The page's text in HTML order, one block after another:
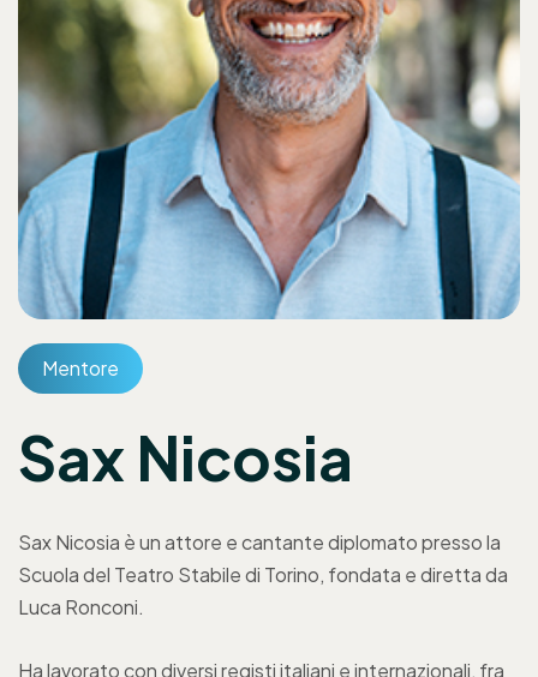
Mentore
Sax Nicosia
Sax Nicosia è un attore e cantante diplomato presso la
Scuola del Teatro Stabile di Torino, fondata e diretta da
Luca Ronconi.
Ha lavorato con diversi registi italiani e internazionali, fra